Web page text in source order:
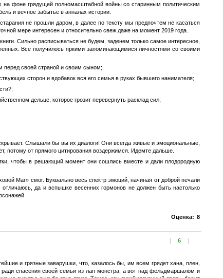
на фоне грядущей полномасштабной войны со старинным политическим
и вечное забытье в анналах истории.
не прошли даром, в далее по тексту мы предпочтем не касаться
мере интересен и относительно свеж даже на момент 2019 года.
Сильно расписываться не будем, заденем только самое интересное,
Все получилось яркими запоминающимися личностями со своими
своей страной и своим сыном;
сторон и вдобавок вся его семья в руках бывшего нанимателя;
дельце, которое грозит перевернуть расклад сил;
Слышали бы вы их диалоги! Они всегда живые и эмоциональные,
потому от прямого цитирования воздержимся. Идемте дальше.
чтобы в решающий момент они сошлись вместе и дали плодородную
Маг» смог. Буквально весь спектр эмоций, начиная от доброй печали
да и вспышке весенних гормонов не должен быть настолько
Оценка: 8
[ 6 ]
и грязные заварушки, что, казалось бы, им всем грядет хана, плен,
спасения своей семьи из лап монстра, а вот над фельдмаршалом и